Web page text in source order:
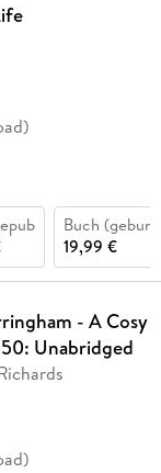
Buch
19,99 €
- A Cosy
Unabridged